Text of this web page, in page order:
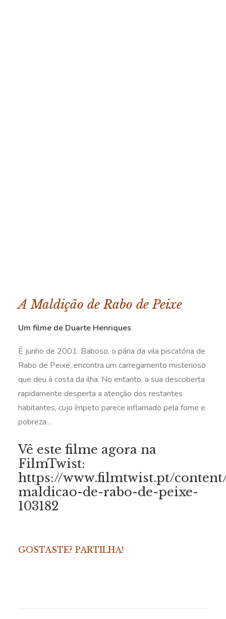
A Maldição de Rabo de Peixe
Um filme de Duarte Henriques
É junho de 2001. Baboso, o pária da vila piscatória de
Rabo de Peixe, encontra um carregamento misterioso
que deu à costa da ilha. No entanto, a sua descoberta
rapidamente desperta a atenção dos restantes
habitantes, cujo ímpeto parece inflamado pela fome e
pobreza…
Vê este filme agora na
FilmTwist:
https://www.filmtwist.pt/
maldicao-de-rabo-de-peixe-
103182
GOSTASTE? PARTILHA!